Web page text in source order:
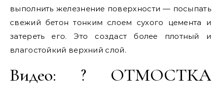
выполнить железнение поверхности — посыпать
свежий бетон тонким слоем сухого цемента и
затереть его. Это создаст более плотный и
влагостойкий верхний слой.
Видео: ? ОТМОСТКА